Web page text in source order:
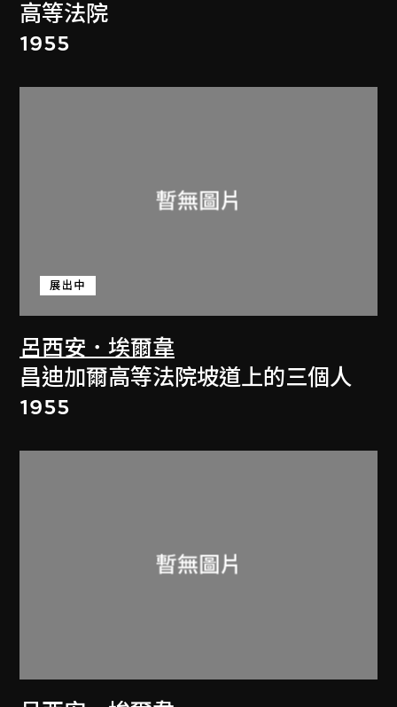
高等法院
1955
呂西安．埃爾韋
展出中
昌迪加爾高等法院坡道上的三個人
1955